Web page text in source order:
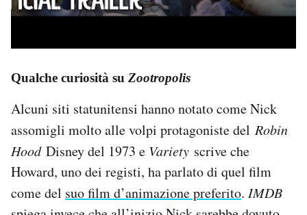
Qualche curiosità su Zootropolis
Alcuni siti statunitensi hanno notato come Nick
assomigli molto alle volpi protagoniste del Robin
Hood Disney del 1973 e Variety scrive che
Howard, uno dei registi, ha parlato di quel film
come del suo film d’animazione preferito. IMDB